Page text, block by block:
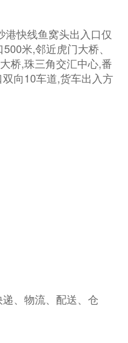
港快线鱼窝头出入口仅
米,邻近虎门大桥、
桥,珠三角交汇中心,番
向10车道,货车出入方
、物流、配送、仓